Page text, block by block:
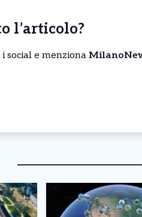
l’articolo?
social e menziona